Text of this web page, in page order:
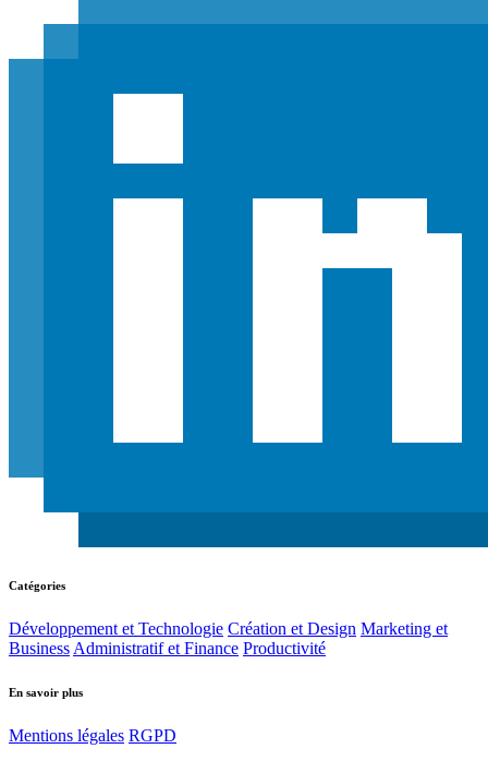
Catégories
Développement et Technologie Création et Design Marketing et
Business Administratif et Finance Productivité
En savoir plus
Mentions légales RGPD